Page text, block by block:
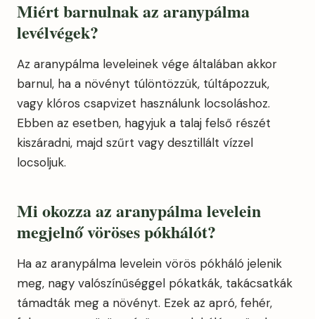
Miért barnulnak az aranypálma
levélvégek?
Az aranypálma leveleinek vége általában akkor
barnul, ha a növényt túlöntözzük, túltápozzuk,
vagy klóros csapvizet használunk locsoláshoz.
Ebben az esetben, hagyjuk a talaj felső részét
kiszáradni, majd szűrt vagy desztillált vízzel
locsoljuk.
Mi okozza az aranypálma levelein
megjelnő vöröses pókhálót?
Ha az aranypálma levelein vörös pókháló jelenik
meg, nagy valószínűséggel pókatkák, takácsatkák
támadták meg a növényt. Ezek az apró, fehér,